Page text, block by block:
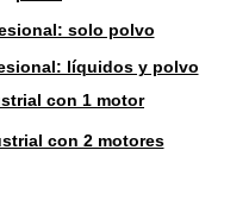
solo polvo
líquidos y polvo
con 1 motor
con 2 motores